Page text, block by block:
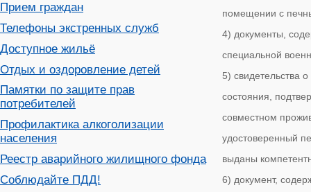
Прием граждан
Телефоны экстренных служб
Доступное жильё
Отдых и оздоровление детей
Памятки по защите прав
потребителей
Профилактика алкоголизации
населения
Реестр аварийного жилищного фонда
Соблюдайте ПДД!
помещении с
4) документы,
специальной
5) свидетельства
состояния,
совместном
удостоверенный
выданы
6) документ,